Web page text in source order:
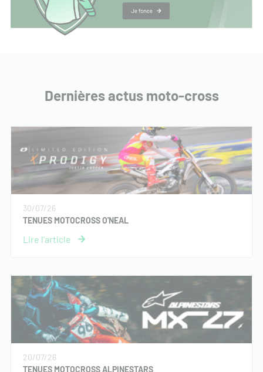
Dernières actus moto-cross
30/07/26
TENUES MOTOCROSS O'NEAL
20/07/26
TENUES MOTOCROSS ALPINESTARS